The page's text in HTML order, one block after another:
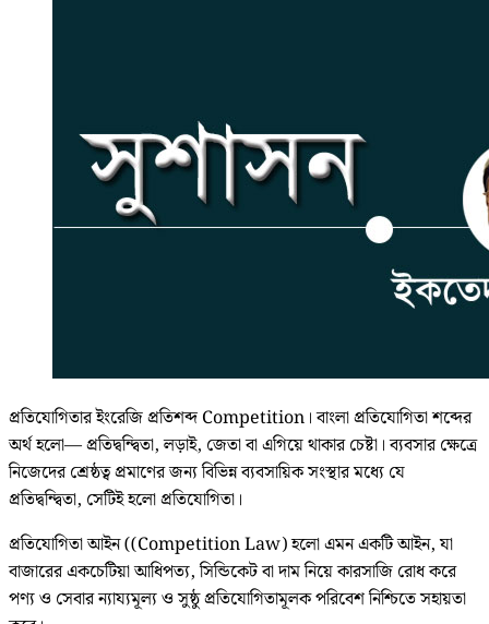
প্রতিযোগিতার ইংরেজি প্রতিশব্দ Competition। বাংলা প্রতিযোগিতা শব্দের
অর্থ হলো— প্রতিদ্বন্দ্বিতা, লড়াই, জেতা বা এগিয়ে থাকার চেষ্টা। ব্যবসার ক্ষেত্রে
নিজেদের শ্রেষ্ঠত্ব প্রমাণের জন্য বিভিন্ন ব্যবসায়িক সংস্থার মধ্যে যে
প্রতিদ্বন্দ্বিতা, সেটিই হলো প্রতিযোগিতা।
প্রতিযোগিতা আইন ((Competition Law) হলো এমন একটি আইন, যা
বাজারের একচেটিয়া আধিপত্য, সিন্ডিকেট বা দাম নিয়ে কারসাজি রোধ করে
পণ্য ও সেবার ন্যায্যমূল্য ও সুষ্ঠু প্রতিযোগিতামূলক পরিবেশ নিশ্চিতে সহায়তা